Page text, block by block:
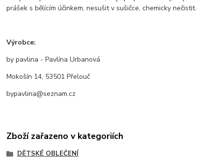
prášek s bělícím účinkem, nesušit v sušičce, chemicky nečistit.
Výrobce:
by pavlina - Pavlína Urbanová
Mokošín 14, 53501 Přelouč
bypavlina@seznam.cz
Zboží zařazeno v kategoriích
DĚTSKÉ OBLEČENÍ